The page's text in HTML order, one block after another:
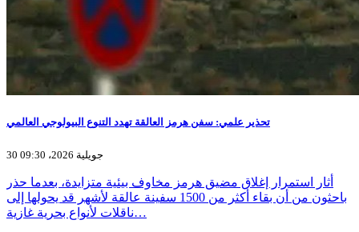
تحذير علمي: سفن هرمز العالقة تهدد التنوع البيولوجي العالمي
30 جويلية 2026، 09:30
أثار استمرار إغلاق مضيق هرمز مخاوف بيئية متزايدة، بعدما حذر
باحثون من أن بقاء أكثر من 1500 سفينة عالقة لأشهر قد يحولها إلى
ناقلات لأنواع بحرية غازية…